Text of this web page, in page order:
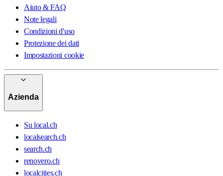
Aiuto & FAQ
Note legali
Condizioni d'uso
Protezione dei dati
Impostazioni cookie
Azienda
Su local.ch
localsearch.ch
search.ch
renovero.ch
localcities.ch